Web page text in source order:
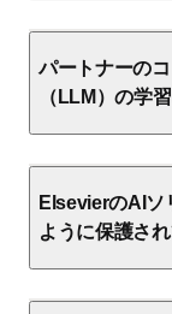
パートナーの
（LLM）の学
ElsevierのAIソ
ように保護され